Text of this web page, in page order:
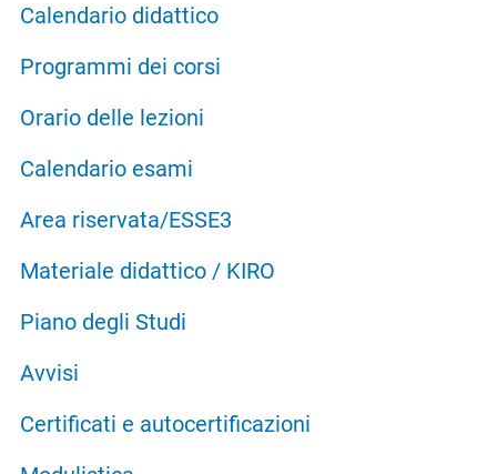
Calendario didattico
Programmi dei corsi
Orario delle lezioni
Calendario esami
Area riservata/ESSE3
Materiale didattico / KIRO
Piano degli Studi
Avvisi
Certificati e autocertificazioni